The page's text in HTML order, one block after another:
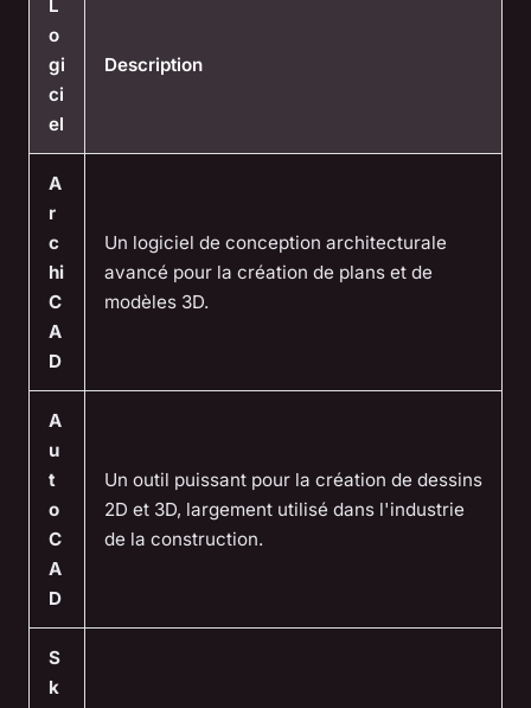
L
o
gi
ci
el
Description
A
r
c
hi
C
A
D
Un logiciel de conception architecturale
avancé pour la création de plans et de
modèles 3D.
A
u
t
o
C
A
D
Un outil puissant pour la création de dessins
2D et 3D, largement utilisé dans l'industrie
de la construction.
S
k